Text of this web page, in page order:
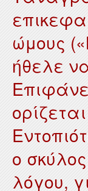
ώμους
ήθελε
ο
λόγου,